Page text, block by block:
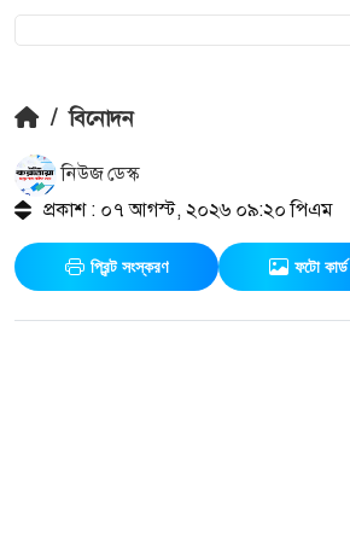
/ বিনোদন
নিউজ ডেস্ক
প্রকাশ : ০৭ আগস্ট, ২০২৬ ০৯:২০ পিএম
প্রিন্ট সংস্করণ ফটো কার্ড